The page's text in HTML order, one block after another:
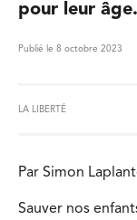
pour leur âge.
Publié le 8 octobre 2023
LA LIBERTÉ
Par Simon
Sauver nos